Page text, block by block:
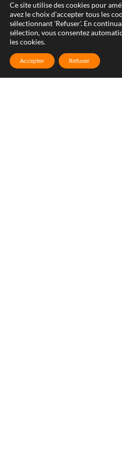
Ce site utilise des cookies pour
avez le choix d'accepter tous les
sélectionnant 'Refuser'. En
sélection, vous consentez
les cookies.
Accepter Refuser